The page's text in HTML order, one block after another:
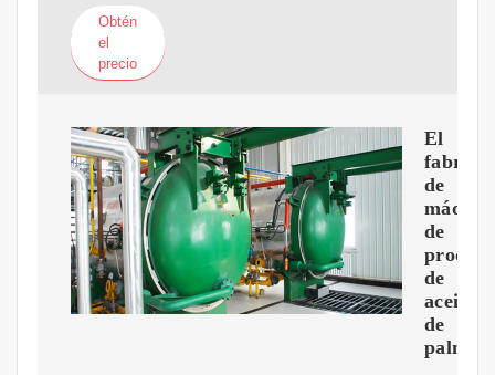
Obtén
el
precio
El
de
de
de
aceite
de
palma